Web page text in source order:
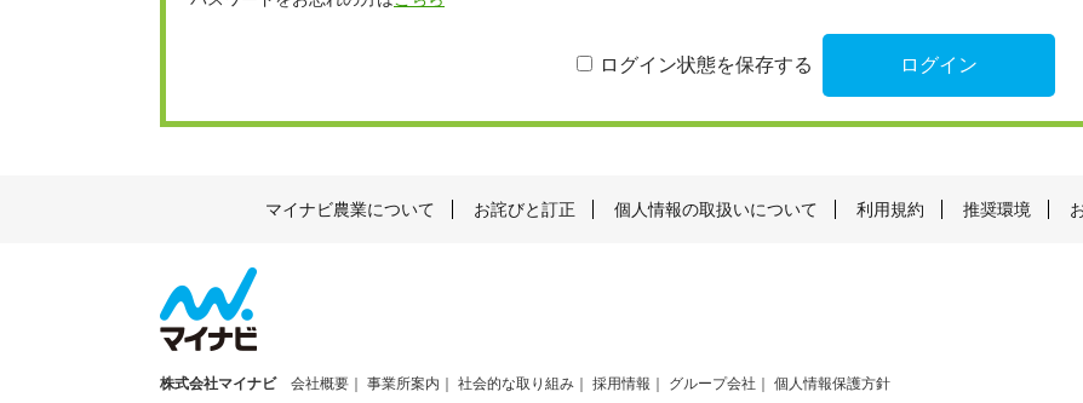
ログイン状態を保存する
マイナビ農業について お詫びと訂正 個人情報の取扱いについて 利用規約 推奨環境
株式会社マイナビ 会社概要 事業所案内 社会的な取り組み 採用情報 グループ会社 個人情報保護方針